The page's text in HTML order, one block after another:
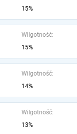
15%
Wilgotność:
15%
Wilgotność:
14%
Wilgotność:
13%